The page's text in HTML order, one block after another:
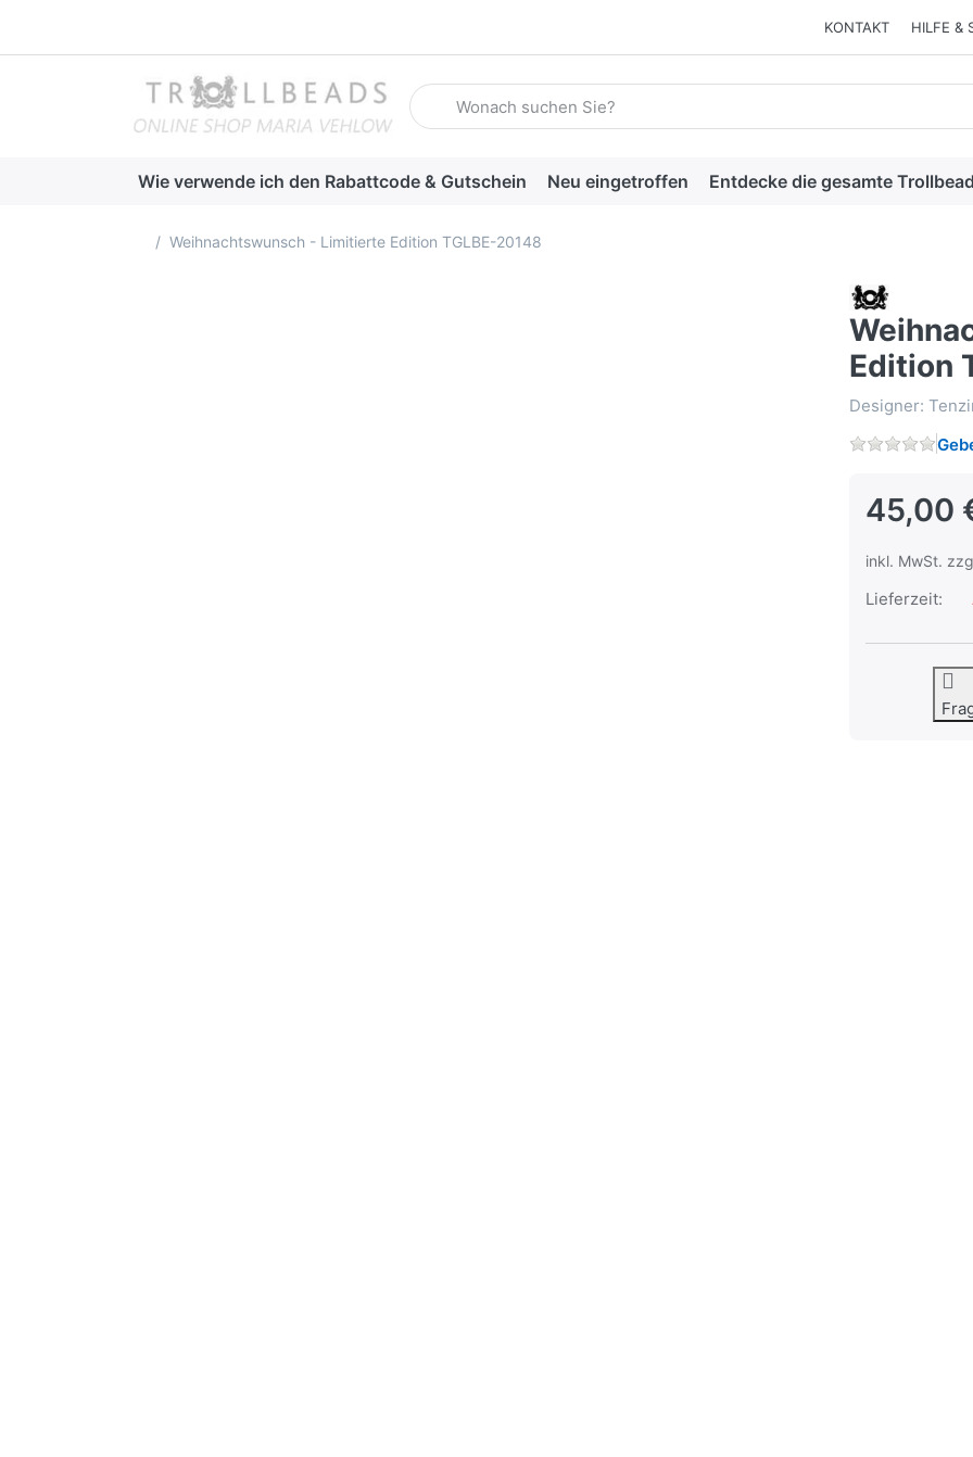
KONTAKT HILFE &
Geben Sie einen Suchbegriff ein. Während Sie tippen, erscheinen
Wie verwende ich den Rabattcode & Gutschein Neu eingetroffen Entdecke die gesamte
Startseite
Weihnachtswunsch - Limitierte Edition TGLBE-20148
Edition
Designer:
45,00
inkl. MwSt.
Lieferzeit: